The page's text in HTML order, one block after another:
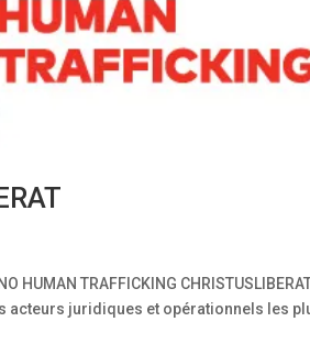
TRAFFICKING
acteurs juridiques et opérationnels les